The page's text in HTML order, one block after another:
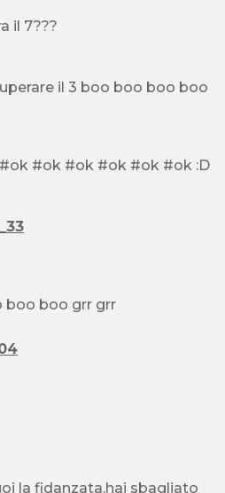
il 7???
boo boo boo boo
nn si apre boo boo boo grr grr
la fidanzata,hai sbagliato